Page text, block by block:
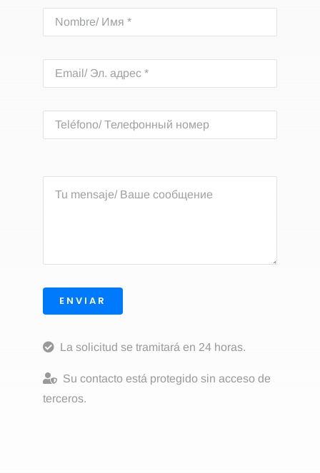
ENVIAR
La solicitud se tramitará en 24 horas.
Su contacto está protegido sin acceso de
terceros.